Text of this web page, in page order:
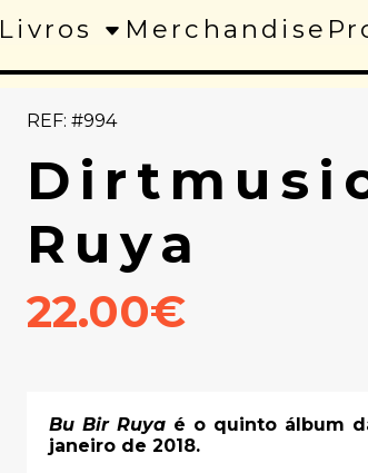
Livros Merchandise
REF: #994
Ruya
22.00€
Bu Bir Ruyaé o quinto álbum
janeiro de 2018.